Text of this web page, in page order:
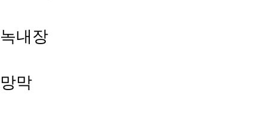
녹내장
망막